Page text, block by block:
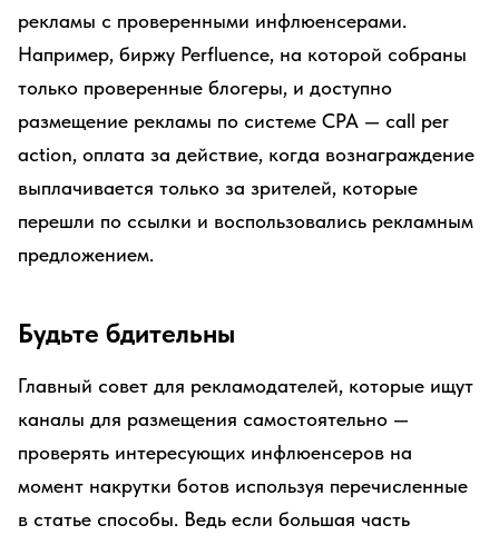
рекламы с проверенными инфлюенсерами.
Например, биржу Perfluence, на которой собраны
только проверенные блогеры, и доступно
размещение рекламы по системе CPA — call per
action, оплата за действие, когда вознаграждение
выплачивается только за зрителей, которые
перешли по ссылки и воспользовались рекламным
предложением.
Будьте бдительны
Главный совет для рекламодателей, которые ищут
каналы для размещения самостоятельно —
проверять интересующих инфлюенсеров на
момент накрутки ботов используя перечисленные
в статье способы. Ведь если большая часть